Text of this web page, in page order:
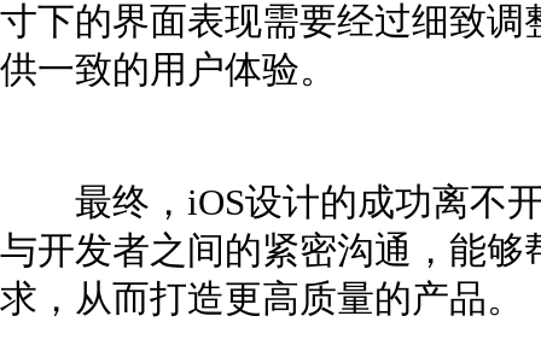
寸下的界面表现需要经过细致
供一致的用户体验。
最终，iOS设计的成功离不开
与开发者之间的紧密沟通，能
求，从而打造更高质量的产品。